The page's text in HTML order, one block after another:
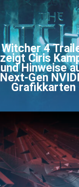
Witcher 4
zeigt Ciris
und Hinweise
Next-Gen
Grafikkarten